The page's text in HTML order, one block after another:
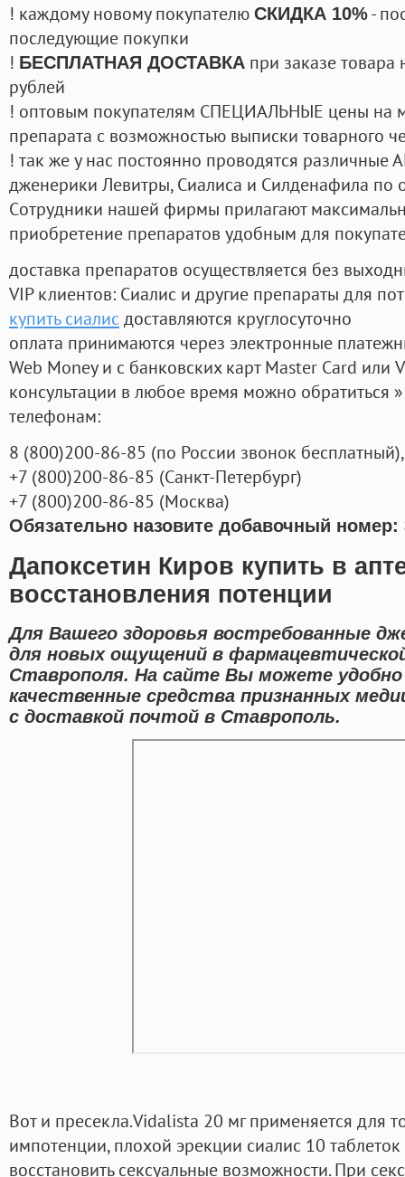
! каждому новому покупателю СКИДКА 10%-
последующие покупки
! БЕСПЛАТНАЯ ДОСТАВКА при заказе
рублей
! оптовым покупателям СПЕЦИАЛЬНЫЕ цены на
препарата с возможностью выписки товарного
! так же у нас постоянно проводятся
дженерики Левитры, Сиалиса и Силденафила по
Cотрудники нашей фирмы прилагают
приобретение препаратов удобным для
доставка препаратов осуществляется без
VIP клиентов: Сиалис и другие препараты для
купить сиалис доставляются круглосуточно
оплата принимаются через электронные
Web Money и с банковских карт Master Card или
консультации в любое время можно обратиться
телефонам:
8 (800)200-86-85 (по России звонок бесплатный),
+7 (800)200-86-85 (Санкт-Петербург)
+7 (800)200-86-85 (Москва)
Обязательно назовите добавочный номер:
Дапоксетин Киров купить в
восстановления потенции
Для Вашего здоровья востребованные
для новых ощущений в
Ставрополя. На сайте Вы можете
качественные средства признанных
с доставкой почтой в Ставрополь.
Вот и пресекла.Vidalista 20 мг применяется для
импотенции, плохой эрекции сиалис 10
восстановить сексуальные возможности. При